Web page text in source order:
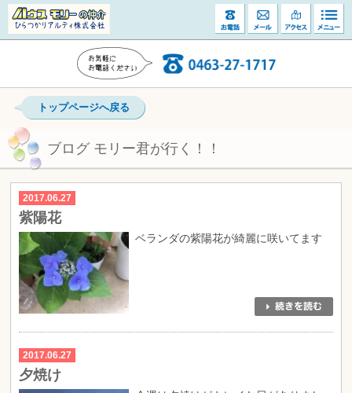
トップページへ戻る
ブログ モリー君が行く！！
2017.06.27
紫陽花
ベランダの紫陽花が綺麗に咲いてます
2017.06.27
夕焼け